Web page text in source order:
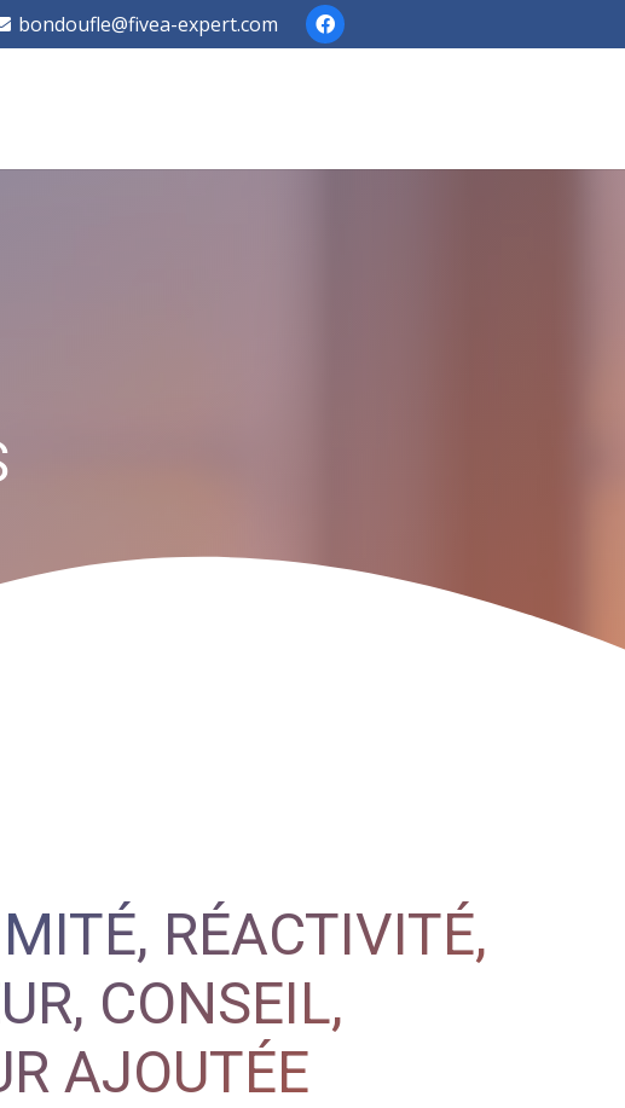
bondoufle@fivea-expert.com
RÉACTIVITÉ,
CONSEIL,
AJOUTÉE